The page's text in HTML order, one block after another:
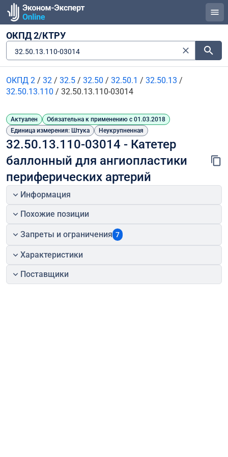
ОКПД 2/КТРУ
32.50.13.110-03014
ОКПД 2 / 32 / 32.5 / 32.50 / 32.50.1 / 32.50.13 /
32.50.13.110 / 32.50.13.110-03014
Актуален
Обязательна к применению с 01.03.2018
Единица измерения: Штука
Неукрупненная
32.50.13.110-03014 - Катетер
баллонный для ангиопластики
периферических артерий
Информация
Похожие позиции
Запреты и ограничения 7
Характеристики
Поставщики